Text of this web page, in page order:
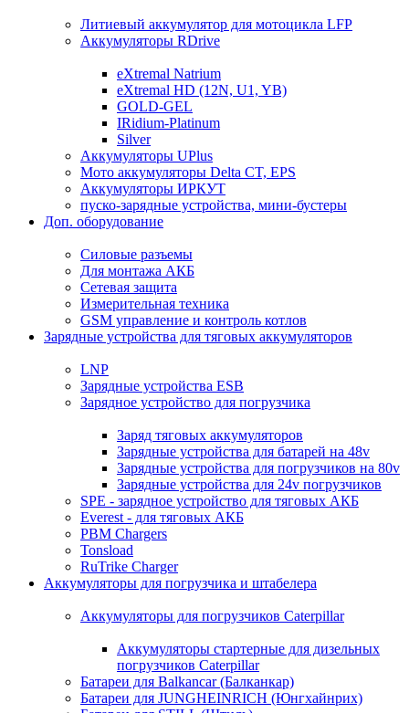
Литиевый аккумулятор для мотоцикла LFP
Аккумуляторы RDrive
eXtremal Natrium
eXtremal HD (12N, U1, YB)
GOLD-GEL
IRidium-Platinum
Silver
Аккумуляторы UPlus
Мото аккумуляторы Delta CT, EPS
Аккумуляторы ИРКУТ
пуско-зарядные устройства, мини-бустеры
Доп. оборудование
Силовые разъемы
Для монтажа АКБ
Сетевая защита
Измерительная техника
GSM управление и контроль котлов
Зарядные устройства для тяговых аккумуляторов
LNP
Зарядные устройства ESB
Зарядное устройство для погрузчика
Заряд тяговых аккумуляторов
Зарядные устройства для батарей на 48v
Зарядные устройства для погрузчиков на 80v
Зарядные устройства для 24v погрузчиков
SPE - зарядное устройство для тяговых АКБ
Everest - для тяговых АКБ
PBM Chargers
Tonsload
RuTrike Charger
Аккумуляторы для погрузчика и штабелера
Аккумуляторы для погрузчиков Caterpillar
Аккумуляторы стартерные для дизельных
погрузчиков Caterpillar
Батареи для Balkancar (Балканкар)
Батареи для JUNGHEINRICH (Юнгхайнрих)